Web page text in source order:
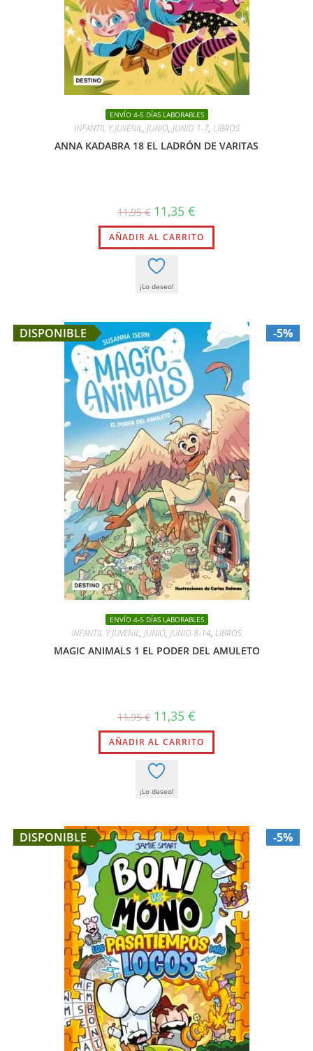
ENVÍO 4-5 DÍAS LABORABLES
INFANTIL Y JUVENIL, JUNIO, JUNIO 1-7, LIBROS
ANNA KADABRA 18 EL LADRÓN DE VARITAS
11,95€ El
precio
original
era:
11,95 €.
11,35 €
actual
es:
11,35 €.
AÑADIR AL CARRITO
¡Lo deseo!
DISPONIBLE -5%
ENVÍO 4-5 DÍAS LABORABLES
INFANTIL Y JUVENIL, JUNIO, JUNIO 8-14, LIBROS
MAGIC ANIMALS 1 EL PODER DEL AMULETO
11,95€ El
precio
original
era:
11,95 €.
11,35 €
actual
es:
11,35 €.
AÑADIR AL CARRITO
¡Lo deseo!
DISPONIBLE -5%